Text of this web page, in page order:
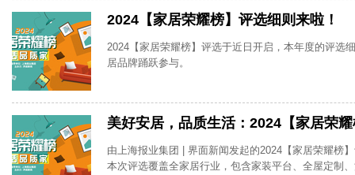
2024【家居荣耀榜】评选细则来啦！
2024【家居荣耀榜】评选于近日开启，本年度的评选
居品牌踊跃参与。
美好安居，品质生活：2024【家居荣
由上海报业集团 | 界面新闻发起的2024【家居荣耀榜
本次评选覆盖全家居行业，包含家装平台、全屋定制